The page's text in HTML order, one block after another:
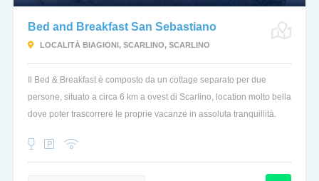
Bed and Breakfast San Sebastiano
LOCALITÀ BIAGIONI, SCARLINO, SCARLINO
Il Bed & Breakfast è composto da un cottage separato per due
persone, situato a circa 6 km a ovest di Scarlino, location molto bella
dove poter trascorrere le proprie vacanze in assoluta tranquillità.